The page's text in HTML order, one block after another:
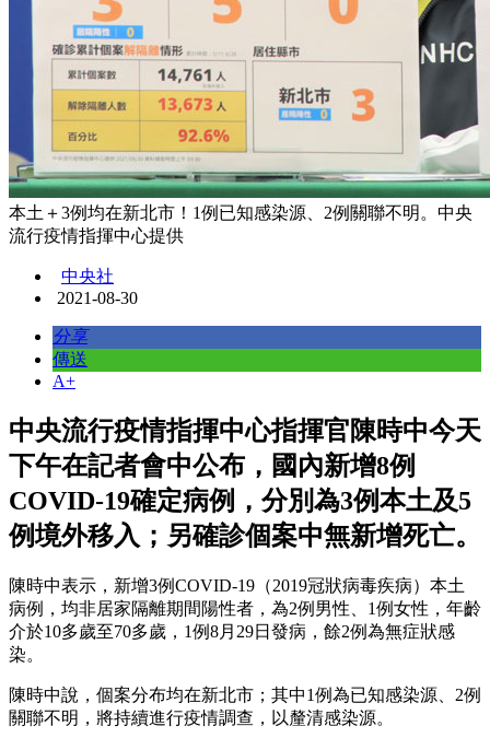
本土＋3例均在新北市！1例已知感染源、2例關聯不明。中央
流行疫情指揮中心提供
中央社
2021-08-30
分享
傳送
A+
中央流行疫情指揮中心指揮官陳時中今天
下午在記者會中公布，國內新增8例
COVID-19確定病例，分別為3例本土及5
例境外移入；另確診個案中無新增死亡。
陳時中表示，新增3例COVID-19（2019冠狀病毒疾病）本土
病例，均非居家隔離期間陽性者，為2例男性、1例女性，年齡
介於10多歲至70多歲，1例8月29日發病，餘2例為無症狀感
染。
陳時中說，個案分布均在新北市；其中1例為已知感染源、2例
關聯不明，將持續進行疫情調查，以釐清感染源。